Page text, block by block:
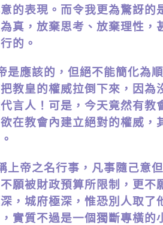
的表現。而令我更為驚訝的
真，放棄思考、放棄理性，
的。
是應該的，但絕不能簡化為
教皇的權威拉倒下來，因為
代言人！可是，今天竟然有
在教會內建立絕對的權威，
上帝之名行事，凡事隨己意
願被財政預算所限制，更不
，城府極深，惟恐別人取了
實質不過是一個獨斷專橫的